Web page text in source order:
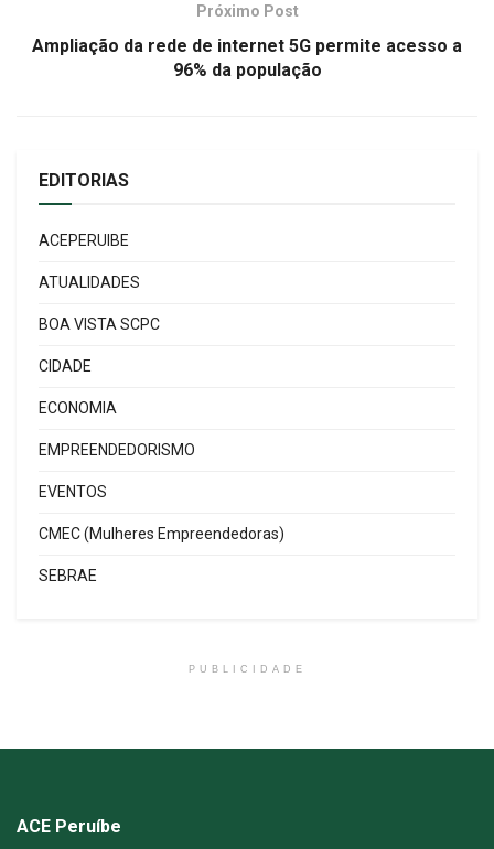
Próximo Post
Ampliação da rede de internet 5G permite acesso a
96% da população
EDITORIAS
ACEPERUIBE
ATUALIDADES
BOA VISTA SCPC
CIDADE
ECONOMIA
EMPREENDEDORISMO
EVENTOS
CMEC (Mulheres Empreendedoras)
SEBRAE
PUBLICIDADE
ACE Peruíbe